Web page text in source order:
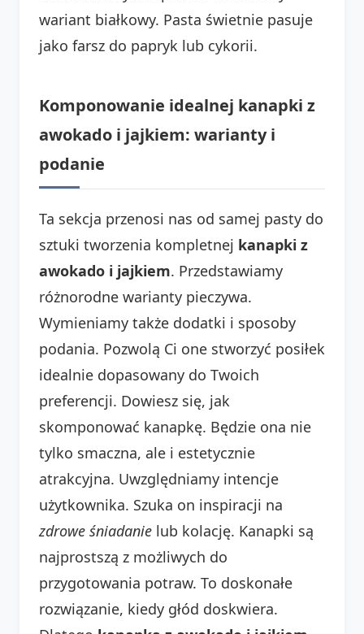
wariant białkowy. Pasta świetnie pasuje
jako farsz do papryk lub cykorii.
Komponowanie idealnej kanapki z
awokado i jajkiem: warianty i
podanie
Ta sekcja przenosi nas od samej pasty do
sztuki tworzenia kompletnej kanapki z
awokado i jajkiem. Przedstawiamy
różnorodne warianty pieczywa.
Wymieniamy także dodatki i sposoby
podania. Pozwolą Ci one stworzyć posiłek
idealnie dopasowany do Twoich
preferencji. Dowiesz się, jak
skomponować kanapkę. Będzie ona nie
tylko smaczna, ale i estetycznie
atrakcyjna. Uwzględniamy intencje
użytkownika. Szuka on inspiracji na
zdrowe śniadanie lub kolację. Kanapki są
najprostszą z możliwych do
przygotowania potraw. To doskonałe
rozwiązanie, kiedy głód doskwiera.